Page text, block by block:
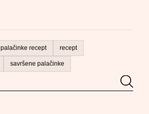
palačinke recept recept
savršene palačinke